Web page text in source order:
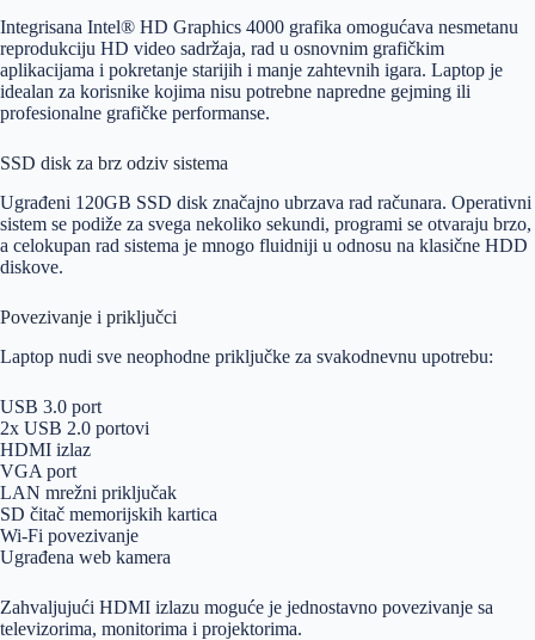
Integrisana Intel® HD Graphics 4000 grafika omogućava nesmetanu
reprodukciju HD video sadržaja, rad u osnovnim grafičkim
aplikacijama i pokretanje starijih i manje zahtevnih igara. Laptop je
idealan za korisnike kojima nisu potrebne napredne gejming ili
profesionalne grafičke performanse.
SSD disk za brz odziv sistema
Ugrađeni 120GB SSD disk značajno ubrzava rad računara. Operativni
sistem se podiže za svega nekoliko sekundi, programi se otvaraju brzo,
a celokupan rad sistema je mnogo fluidniji u odnosu na klasične HDD
diskove.
Povezivanje i priključci
Laptop nudi sve neophodne priključke za svakodnevnu upotrebu:
USB 3.0 port
2x USB 2.0 portovi
HDMI izlaz
VGA port
LAN mrežni priključak
SD čitač memorijskih kartica
Wi-Fi povezivanje
Ugrađena web kamera
Zahvaljujući HDMI izlazu moguće je jednostavno povezivanje sa
televizorima, monitorima i projektorima.